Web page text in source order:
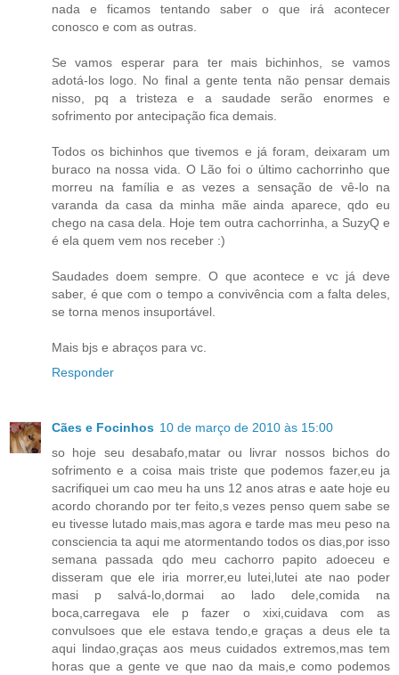
nada e ficamos tentando saber o que irá acontecer
conosco e com as outras.
Se vamos esperar para ter mais bichinhos, se vamos
adotá-los logo. No final a gente tenta não pensar demais
nisso, pq a tristeza e a saudade serão enormes e
sofrimento por antecipação fica demais.
Todos os bichinhos que tivemos e já foram, deixaram um
buraco na nossa vida. O Lão foi o último cachorrinho que
morreu na família e as vezes a sensação de vê-lo na
varanda da casa da minha mãe ainda aparece, qdo eu
chego na casa dela. Hoje tem outra cachorrinha, a SuzyQ e
é ela quem vem nos receber :)
Saudades doem sempre. O que acontece e vc já deve
saber, é que com o tempo a convivência com a falta deles,
se torna menos insuportável.
Mais bjs e abraços para vc.
Responder
Cães e Focinhos 10 de março de 2010 às 15:00
so hoje seu desabafo,matar ou livrar nossos bichos do
sofrimento e a coisa mais triste que podemos fazer,eu ja
sacrifiquei um cao meu ha uns 12 anos atras e aate hoje eu
acordo chorando por ter feito,s vezes penso quem sabe se
eu tivesse lutado mais,mas agora e tarde mas meu peso na
consciencia ta aqui me atormentando todos os dias,por isso
semana passada qdo meu cachorro papito adoeceu e
disseram que ele iria morrer,eu lutei,lutei ate nao poder
masi p salvá-lo,dormai ao lado dele,comida na
boca,carregava ele p fazer o xixi,cuidava com as
convulsoes que ele estava tendo,e graças a deus ele ta
aqui lindao,graças aos meus cuidados extremos,mas tem
horas que a gente ve que nao da mais,e como podemos